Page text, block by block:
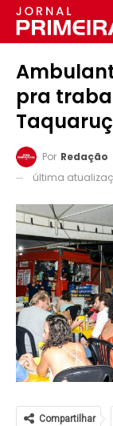
pra
Por Redação
última
Compartilhar